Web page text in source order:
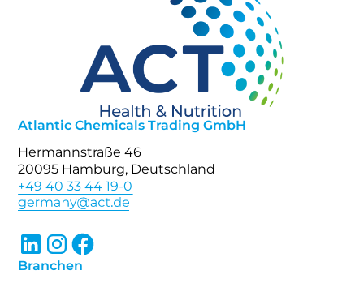
Atlantic Chemicals Trading GmbH
Hermannstraße 46
20095 Hamburg, Deutschland
+49 40 33 44 19-0
Branchen